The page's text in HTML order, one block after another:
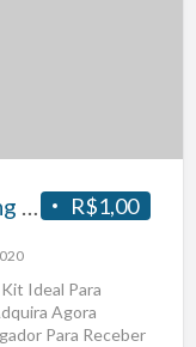
R$1,00
Kit Completo Email Marketing Revenda
Ideal Para
Agora
Para Receber